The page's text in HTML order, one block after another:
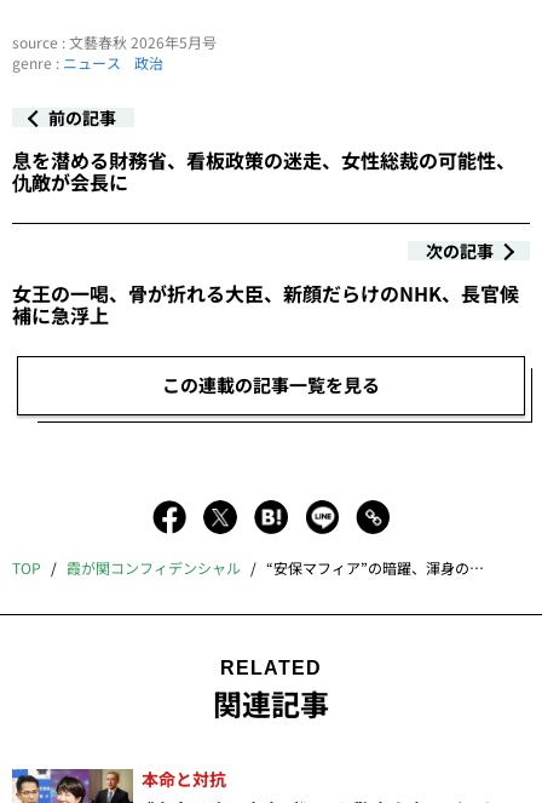
source : 文藝春秋 2026年5月号
genre : ニュース 政治
前の記事
息を潜める財務省、看板政策の迷走、女性総裁の可能性、
仇敵が会長に
次の記事
女王の一喝、骨が折れる大臣、新顔だらけのNHK、長官候
補に急浮上
この連載の記事一覧を見る
TOP 霞が関コンフィデンシャル “安保マフィア”の暗躍、渾身のギフト、悲願の労働次官へ、「五輪組」に春到来
RELATED
関連記事
本命と対抗